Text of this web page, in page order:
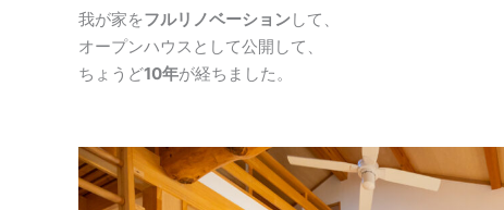
我が家をフルリノベーションして、
オープンハウスとして公開して、
ちょうど10年が経ちました。